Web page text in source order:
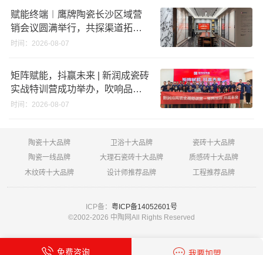
赋能终端︱鹰牌陶瓷长沙区域营
销会议圆满举行，共探渠道拓展
与门店升级新路径
时间：2026-08-07
矩阵赋能，抖赢未来 | 新润成瓷砖
实战特训营成功举办，吹响品牌
秋季营销冲锋号！
时间：2026-08-07
陶瓷十大品牌 卫浴十大品牌
瓷砖十大品牌
陶瓷一线品牌
大理石瓷砖十大品牌
质感砖十大品牌
木纹砖十大品牌
设计师推荐品牌 工程推荐品牌
ICP备： 粤ICP备14052601号
©2002-2026 中陶网All Rights Reserved
免费咨询 我要加盟